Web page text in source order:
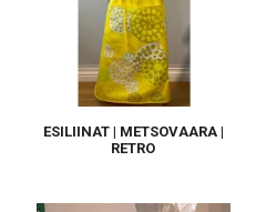
ESILIINAT | METSOVAARA |
RETRO